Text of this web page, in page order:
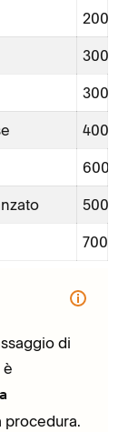
200
300
300
400
600
500
700
di
è
procedura.